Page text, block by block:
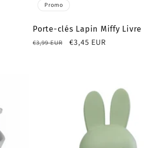
Promo
Porte-clés Lapin Miffy Livre
Prix
€3,99 EUR
Prix
€3,45 EUR